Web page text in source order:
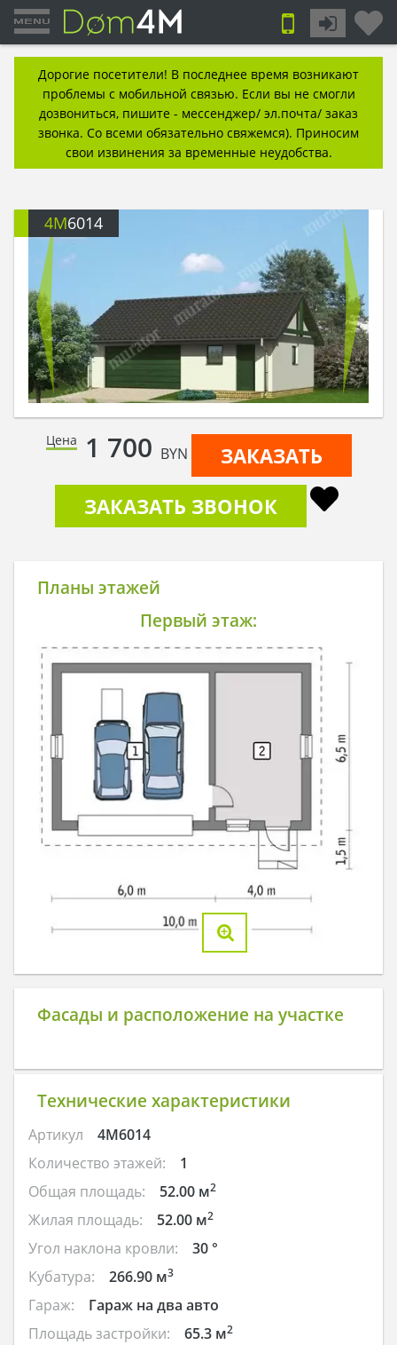
Дорогие посетители! В последнее время возникают
проблемы с мобильной связью. Если вы не смогли
дозвониться, пишите - мессенджер/ эл.почта/ заказ
звонка. Со всеми обязательно свяжемся). Приносим
свои извинения за временные неудобства.
4M6014
Цена 1 700 BYN
ЗАКАЗАТЬ
ЗАКАЗАТЬ ЗВОНОК
Планы этажей
Первый этаж:
Фасады и расположение на участке
Технические характеристики
Артикул
4M6014
Количество этажей:
1
Общая площадь:
52.00 м2
Жилая площадь: 52.00 м2
Угол наклона кровли:
30 °
Кубатура:
266.90 м3
Гараж:
Гараж на два авто
Площадь застройки:
65.3 м2